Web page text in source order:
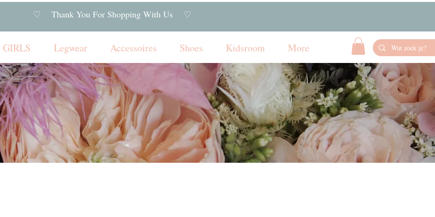
♡ Thank You For Shopping With Us ♡
GIRLS Legwear Accessoires Shoes Kidsroom More